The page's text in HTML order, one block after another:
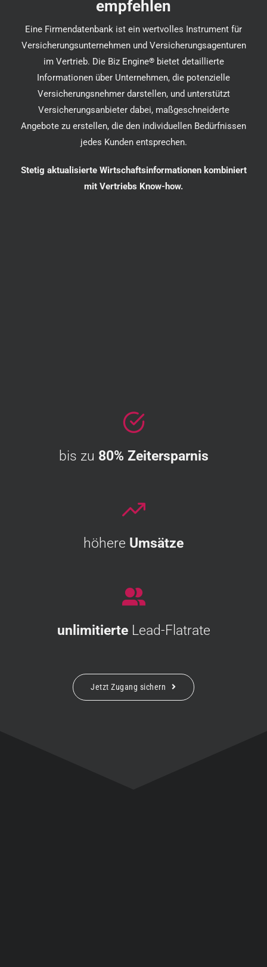
empfehlen
Eine Firmendatenbank ist ein wertvolles Instrument für
Versicherungsunternehmen und Versicherungsagenturen
im Vertrieb. Die Biz Engine®bietet detaillierte
Informationen über Unternehmen, die potenzielle
Versicherungsnehmer darstellen, und unterstützt
Versicherungsanbieter dabei, maßgeschneiderte
Angebote zu erstellen, die den individuellen Bedürfnissen
jedes Kunden entsprechen.
Stetig aktualisierte Wirtschaftsinformationen kombiniert
mit Vertriebs Know-how.
bis zu 80% Zeitersparnis
höhere Umsätze
unlimitierteLead-Flatrate
Jetzt Zugang sichern